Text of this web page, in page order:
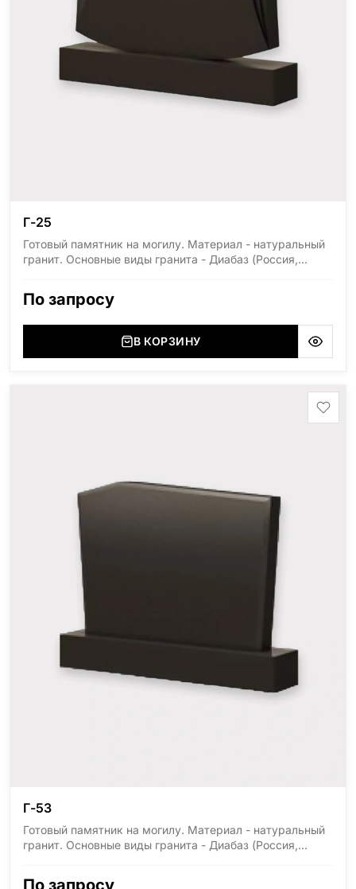
Г-25
Готовый памятник на могилу. Материал - натуральный
гранит. Основные виды гранита - Диабаз (Россия,
(Украина, Житомерская область), Лабродарит
(Украина, Житомерская область), Сюксюансаари
(Россия, Карелия), Амфиболит (Россия, Мурманская
минимальные стандартные размеры: Размер стеллы:
По запросу
В КОРЗИНУ
Г-53
Готовый памятник на могилу. Материал - натуральный
гранит. Основные виды гранита - Диабаз (Россия,
По запросу